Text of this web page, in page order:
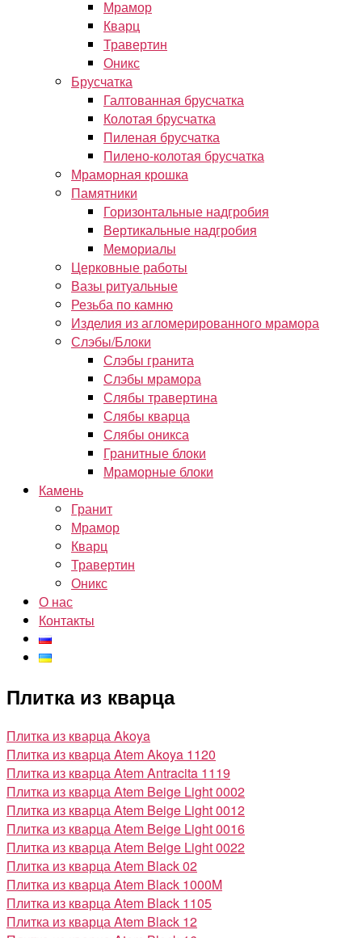
Мрамор
Кварц
Травертин
Оникс
Брусчатка
Галтованная брусчатка
Колотая брусчатка
Пиленая брусчатка
Пилено-колотая брусчатка
Мраморная крошка
Памятники
Горизонтальные надгробия
Вертикальные надгробия
Мемориалы
Церковные работы
Вазы ритуальные
Резьба по камню
Изделия из агломерированного мрамора
Слэбы/Блоки
Слэбы гранита
Слэбы мрамора
Слябы травертина
Слябы кварца
Слябы оникса
Гранитные блоки
Мраморные блоки
Камень
Гранит
Мрамор
Кварц
Травертин
Оникс
О нас
Контакты
Плитка из кварца
Плитка из кварца Akoya
Плитка из кварца Atem Akoya 1120
Плитка из кварца Atem Antracita 1119
Плитка из кварца Atem Beige Light 0002
Плитка из кварца Atem Beige Light 0012
Плитка из кварца Atem Beige Light 0016
Плитка из кварца Atem Beige Light 0022
Плитка из кварца Atem Black 02
Плитка из кварца Atem Black 1000M
Плитка из кварца Atem Black 1105
Плитка из кварца Atem Black 12